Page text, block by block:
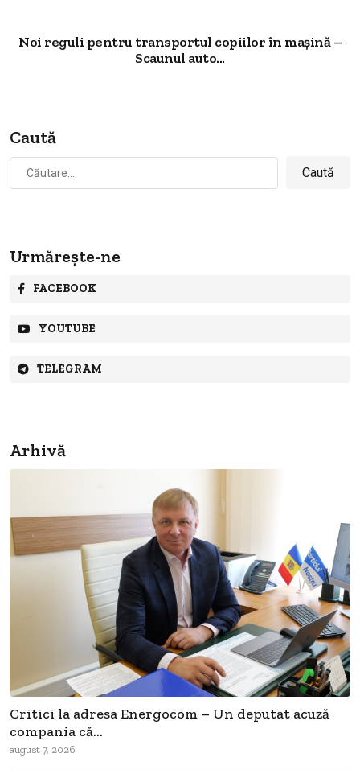
Noi reguli pentru transportul copiilor în mașină –
Scaunul auto...
Caută
Caută
după:
Urmărește-ne
FACEBOOK
YOUTUBE
TELEGRAM
Arhivă
Critici la adresa Energocom – Un deputat acuză
compania că...
august 7, 2026